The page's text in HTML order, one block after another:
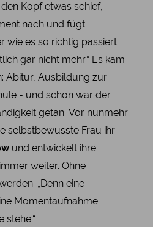
Kopf etwas schief,
nach und fügt
wie es so richtig passiert
gar nicht mehr.“ Es kam
Abitur, Ausbildung zur
- und schon war der
getan. Vor nunmehr
selbstbewusste Frau ihr
und entwickelt ihre
weiter. Ohne
„Denn eine
Momentaufnahme
stehe.“